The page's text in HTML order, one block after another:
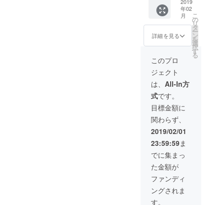
内係等
の当日
スタッ
フとし
て活動
ます。
※交通費
は別途
でお願
いいた
しま
す。 ※
事前に
打ち合
わせが
ありま
す。
会参加
権利
(3000円
相当) ・
ジョー
さん著
書の
「瞬発
力の高
め方」
を1冊プ
レゼン
ト(1500
円相当)
・
ジョー
さんと2
ショッ
ト記念
写真が
撮れる
(3000円
相当) ・
イベン
トオリ
2019
年02
月
詳細を見る
こ
の
リ
タ
ー
ン
を
選
択
す
る
このプロ
ジェクト
は、 All-In方
式です。
目標金額に
関わらず、
2019/02/01
23:59:59ま
でに集まっ
た金額が
ファンディ
ングされま
す。